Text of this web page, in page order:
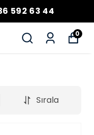
592 63 44
0
Sırala